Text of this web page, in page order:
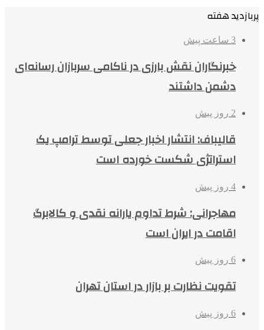
پربازدید هفته
3 ساعت پیش
خبرنگاران نقش بارزی در ناکامی سربازان رسانه‌ای
دشمن داشتند
2 روز پیش
قالیباف: انتشار اخبار جعلی توسط ترامپ یک
استراتژی شکست خورده است
4 روز پیش
مهاجرانی: شرط تداوم یارانه نقدی و کالابرگ
اقامت در ایران است
6 روز پیش
تقویت نظارت بر بازار در استان تهران
6 روز پیش